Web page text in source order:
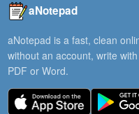
aNotepad
aNotepad is a fast, clean
without an account, write
PDF or Word.